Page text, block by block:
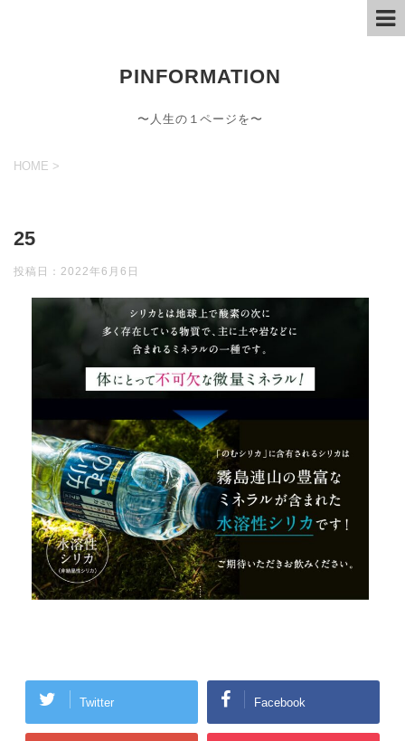
PINFORMATION
〜人生の１ページを〜
HOME >
25
投稿日： 2022年6月6日
Twitter Facebook